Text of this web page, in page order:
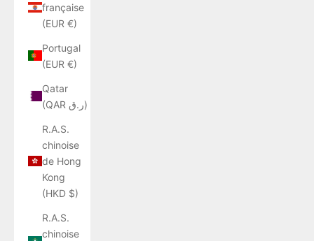
française
(EUR €)
Portugal
(EUR €)
Qatar
(QAR ر.ق)
R.A.S.
chinoise
de Hong
Kong
(HKD $)
R.A.S.
chinoise